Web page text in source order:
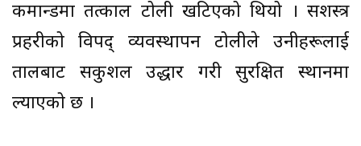
कमान्डमा तत्काल टोली खटिएको थियो । सशस्त्र
प्रहरीको विपद् व्यवस्थापन टोलीले उनीहरूलाई
तालबाट सकुशल उद्धार गरी सुरक्षित स्थानमा
ल्याएको छ ।